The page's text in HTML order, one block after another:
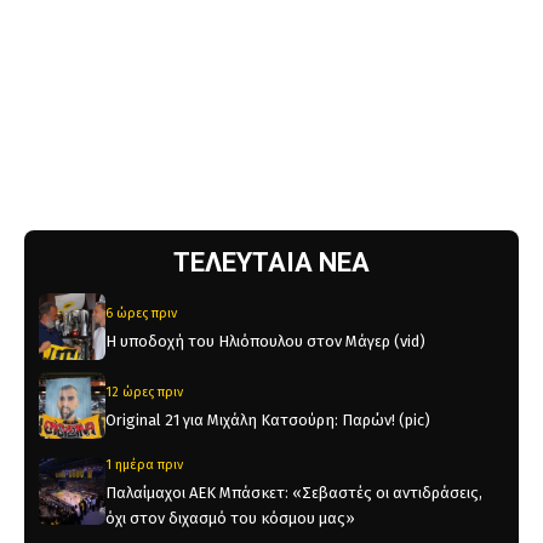
ΤΕΛΕΥΤΑΙΑ ΝΕΑ
6 ώρες πριν
Η υποδοχή του Ηλιόπουλου στον Μάγερ (vid)
12 ώρες πριν
Original 21 για Μιχάλη Κατσούρη: Παρών! (pic)
1 ημέρα πριν
Παλαίμαχοι ΑΕΚ Μπάσκετ: «Σεβαστές οι αντιδράσεις,
όχι στον διχασμό του κόσμου μας»